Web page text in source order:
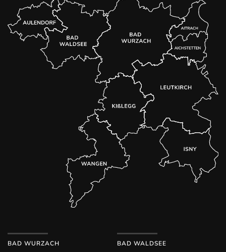
BAD WURZACH BAD WALDSEE